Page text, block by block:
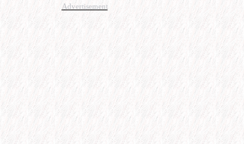
Advertisement